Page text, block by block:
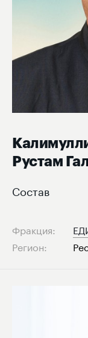
Рустам
Состав
Фракция:
Регион: